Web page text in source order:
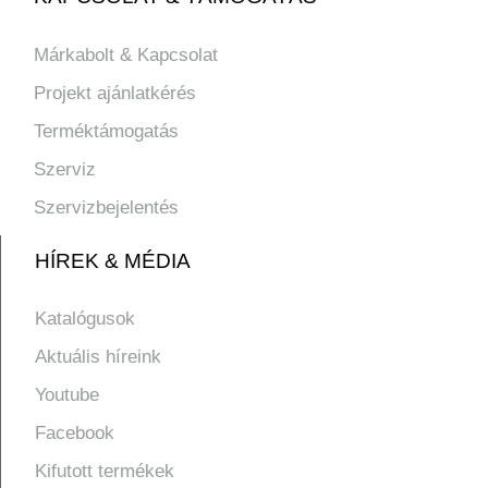
Márkabolt & Kapcsolat
Projekt ajánlatkérés
Terméktámogatás
Szerviz
Szervizbejelentés
HÍREK & MÉDIA
Katalógusok
Aktuális híreink
Youtube
Facebook
Kifutott termékek